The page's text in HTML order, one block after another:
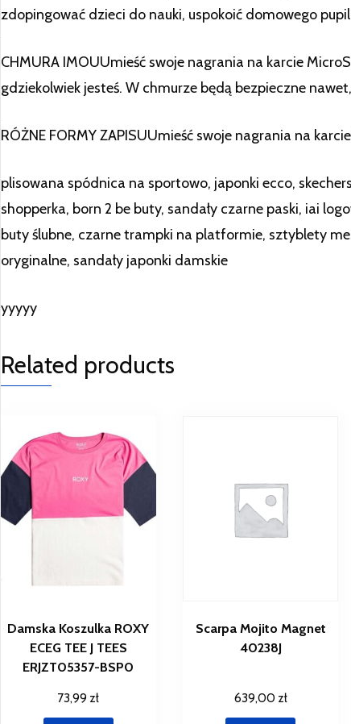
zdopingować dzieci do nauki, uspokoić domowego
CHMURA IMOUUmieść swoje nagrania na karcie
gdziekolwiek jesteś. W chmurze będą bezpieczne
RÓŻNE FORMY ZAPISUUmieść swoje nagrania na
plisowana spódnica na sportowo, japonki ecco,
shopperka, born 2 be buty, sandały czarne paski, iai
buty ślubne, czarne trampki na platformie, sztyblety
oryginalne, sandały japonki damskie
yyyyy
Related products
Damska Koszulka ROXY
ECEG TEE J TEES
ERJZT05357-BSP0
73,99 zł
Scarpa Mojito Magnet
40238J
639,00 zł